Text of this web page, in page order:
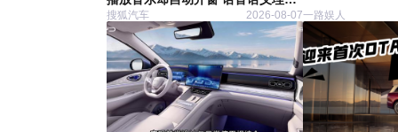
待优化
搜狐汽车 2026-08-07一路娱人